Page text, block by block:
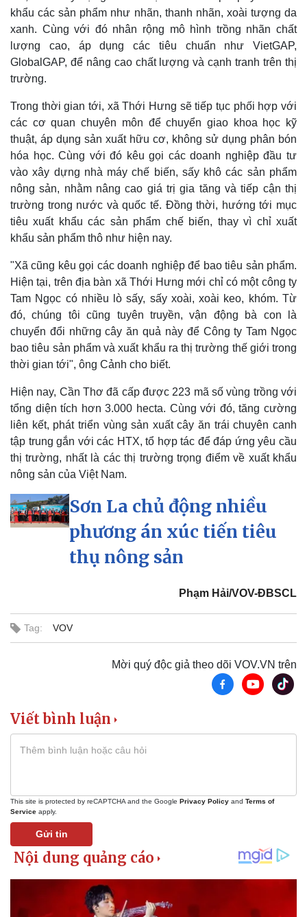
Pháp luật
Vụ án
Tin nóng
Tư vấn luật
Quân sự - Quốc phòng
Vũ khí
Việt Nam
Phân tích
Thế giới thể thao
eSports
Ô tô - Xe máy
khẩu các sản phẩm như nhãn, thanh nhãn, xoài tượng da
xanh. Cùng với đó nhân rộng mô hình trồng nhãn chất
lượng cao, áp dụng các tiêu chuẩn như VietGAP,
GlobalGAP, để nâng cao chất lượng và cạnh tranh trên thị
trường.
Trong thời gian tới, xã Thới Hưng sẽ tiếp tục phối hợp với
các cơ quan chuyên môn để chuyển giao khoa học kỹ
thuật, áp dụng sản xuất hữu cơ, không sử dụng phân bón
hóa học. Cùng với đó kêu gọi các doanh nghiệp đầu tư
vào xây dựng nhà máy chế biến, sấy khô các sản phẩm
nông sản, nhằm nâng cao giá trị gia tăng và tiếp cận thị
trường trong nước và quốc tế. Đồng thời, hướng tới mục
tiêu xuất khẩu các sản phẩm chế biến, thay vì chỉ xuất
khẩu sản phẩm thô như hiện nay.
"Xã cũng kêu gọi các doanh nghiệp để bao tiêu sản phẩm.
Hiện tại, trên địa bàn xã Thới Hưng mới chỉ có một công ty
Tam Ngọc có nhiều lò sấy, sấy xoài, xoài keo, khóm. Từ
đó, chúng tôi cũng tuyên truyền, vận động bà con là
chuyển đổi những cây ăn quả này để Công ty Tam Ngọc
bao tiêu sản phẩm và xuất khẩu ra thị trường thế giới trong
thời gian tới", ông Cảnh cho biết.
Hiện nay, Cần Thơ đã cấp được 223 mã số vùng trồng với
tổng diện tích hơn 3.000 hecta. Cùng với đó, tăng cường
liên kết, phát triển vùng sản xuất cây ăn trái chuyên canh
tập trung gắn với các HTX, tổ hợp tác để đáp ứng yêu cầu
thị trường, nhất là các thị trường trọng điểm về xuất khẩu
nông sản của Việt Nam.
Sơn La chủ động nhiều
phương án xúc tiến tiêu
thụ nông sản
Phạm Hải/VOV-ĐBSCL
Tag: VOV
Mời quý độc giả theo dõi VOV.VN trên
Viết bình luận
This site is protected by reCAPTCHA and the Google Privacy Policy and Terms of
Service apply.
Gửi tin